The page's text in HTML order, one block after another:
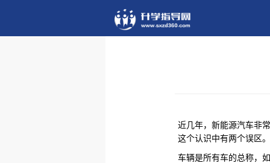
近几年，新能源汽车非
这个认识中有两个误区
车辆是所有车的总称，